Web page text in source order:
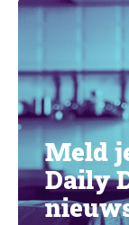
Meld
Daily